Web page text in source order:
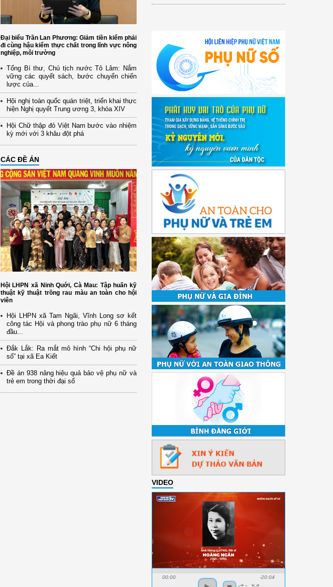
Đại biểu Trần Lan Phương: Giảm tiền kiểm phải
đi cùng hậu kiểm thực chất trong lĩnh vực nông
nghiệp, môi trường
Tổng Bí thư, Chủ tịch nước Tô Lâm: Nắm
vững các quyết sách, bước chuyển chiến
lược của...
Hội nghị toàn quốc quán triệt, triển khai thực
hiện Nghị quyết Trung ương 3, khóa XIV
Hội Chữ thập đỏ Việt Nam bước vào nhiệm
kỳ mới với 3 khâu đột phá
CÁC ĐỀ ÁN
Hội LHPN xã Ninh Quới, Cà Mau: Tập huấn kỹ
thuật kỹ thuật trồng rau màu an toàn cho hội
viên
Hội LHPN xã Tam Ngãi, Vĩnh Long sơ kết
công tác Hội và phong trào phụ nữ 6 tháng
đầu...
Đắk Lắk: Ra mắt mô hình “Chi hội phụ nữ
số” tại xã Ea Kiết
Đề án 938 nâng hiệu quả bảo vệ phụ nữ và
trẻ em trong thời đại số
VIDEO
00:00 -20:04